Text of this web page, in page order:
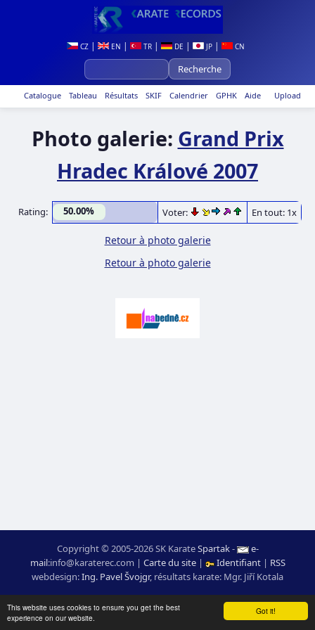
Got it!
This website uses cookies to ensure you get the best
experience on our website.
CZ| EN | TR| DE | JP| CN
Upload
Catalogue Tableau Résultats SKIF Calendrier GPHK Aide
Photo galerie: Grand Prix
Hradec Králové 2007
Rating: 50.00% Voter: En tout: 1x
Retour à photo galerie
Retour à photo galerie
Copyright © 2005-2026 SK KarateSpartak-
e-
mail:moc.ceretarak@ofni | Carte du site| Identifiant | RSS
webdesign:Ing. Pavel Švojgr, résultats karate: Mgr. Jiří Kotala